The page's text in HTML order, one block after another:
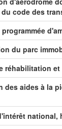
du code des
du parc
réhabilitation
des aides à la
national,